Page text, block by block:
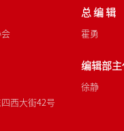
西大街42号
总 编 辑
霍勇
编辑部
徐静